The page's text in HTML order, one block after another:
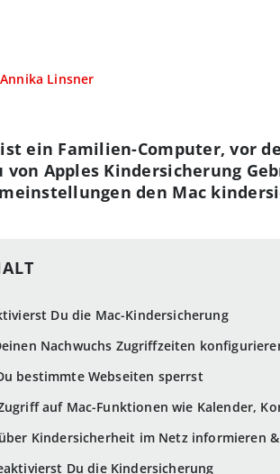
Annika Linsner
Du die Mac-Kindersicherung
Nachwuchs Zugriffzeiten
bestimmte Webseiten sperrst
auf Mac-Funktionen wie Kalender,
Kindersicherheit im Netz informieren
Du die Kindersicherung
ein Familien-Computer, vor
von Apples Kindersicherung
den Mac